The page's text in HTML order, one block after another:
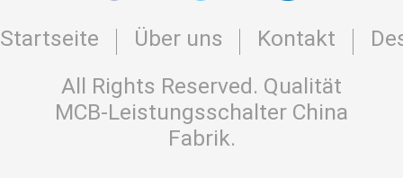
Installation Innere Wand
Einschließung
materia
ABS
Startseite Über uns Kontakt
All Rights Reserved. Qualität
MCB-Leistungsschalter China
Fabrik.